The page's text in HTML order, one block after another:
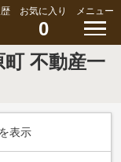
お気に入り
0
メニュー
不動産一
表示